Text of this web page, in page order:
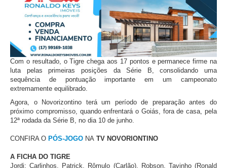
Com o resultado, o Tigre chega aos 17 pontos e permanece firme na
luta pelas primeiras posições da Série B, consolidando uma
sequência de pontuação importante em um campeonato
extremamente equilibrado.
Agora, o Novorizontino terá um período de preparação antes do
próximo compromisso, quando enfrentará o Goiás, fora de casa, pela
12ª rodada da Série B, no dia 10 de junho.
CONFIRA O PÓS-JOGO NA TV NOVORIONTINO
A FICHA DO TIGRE
Jordi; Carlinhos, Patrick, Rômulo (Carlão), Robson, Tavinho (Ronald